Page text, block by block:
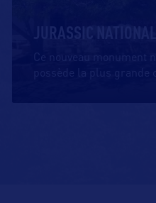
JURASSIC
Ce nouveau monument
possède la plus grande